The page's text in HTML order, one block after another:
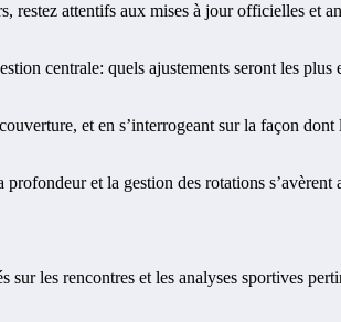
attentifs aux mises à jour officielles et
centrale: quels ajustements seront les
et en s’interrogeant sur la façon
et la gestion des rotations s’avèrent
les rencontres et les analyses sportives